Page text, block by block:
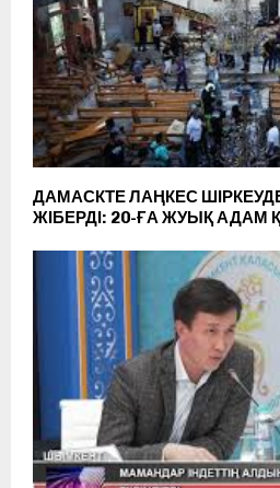
ДАМАСКТЕ ЛАҢКЕС
ЖІБЕРДІ: 20-ҒА ЖУЫҚ АДАМ